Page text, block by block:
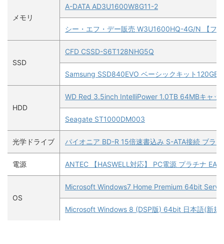
メモリ
A-DATA AD3U1600W8G11-2
シー・エフ・デー販売 W3U1600HQ-4G/N 【フ
SSD
CFD CSSD-S6T128NHG5Q
Samsung SSD840EVO ベーシックキット120GB
HDD
WD Red 3.5inch IntelliPower 1.0TB 64MBキャッ
Seagate ST1000DM003
光学ドライブ パイオニア BD-R 15倍速書込み S-ATA接続 ブラ
電源 ANTEC 【HASWELL対応】 PC電源 プラチナ
OS
Microsoft Windows7 Home Premium 64bit
Microsoft Windows 8 (DSP版) 64bit 日本語(新規